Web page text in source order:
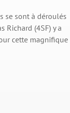
se sont à déroulés
Richard (4SF) y a
cette magnifique